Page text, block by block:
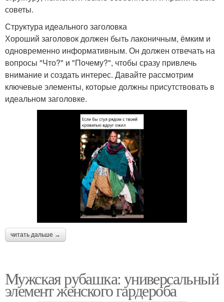
советы.
Структура идеального заголовка
Хороший заголовок должен быть лаконичным, ёмким и
одновременно информативным. Он должен отвечать на
вопросы "Что?" и "Почему?", чтобы сразу привлечь
внимание и создать интерес. Давайте рассмотрим
ключевые элементы, которые должны присутствовать в
идеальном заголовке.
читать дальше →
Мужская рубашка: универсальный
элемент женского гардероба